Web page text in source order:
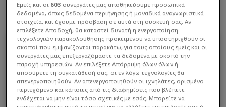
Εμείς και οι 603 συνεργάτες μας αποθηκεύουμε προσωπικά
δεδομένα, όπως δεδομένα περιήγησης ή μοναδικά αναγνωριστικά
στοιχεία, και έχουμε πρόσβαση σε αυτά στη συσκευή σας. Αν
επιλέξετε Αποδοχή, θα καταστεί δυνατή η ενεργοποίηση
τεχνολογιών παρακολούθησης προκειμένου να υποστηριχθούν οι
σκοποί που εμφανίζονται παρακάτω, για τους οποίους εμείς και οι
συνεργάτες μας επεξεργαζόμαστε τα δεδομένα με σκοπό την
παροχή υπηρεσιών. Αν επιλέξετε Απόρριψη όλων όλων ή
αποσύρετε τη συγκατάθεσή σας, οι εν λόγω τεχνολογίες θα
απενεργοποιηθούν. Αν απενεργοποιηθούν οι ιχνηλάτες, ορισμένο
περιεχόμενο και κάποιες από τις διαφημίσεις που βλέπετε
ενδέχεται να μην είναι τόσο σχετικές με εσάς. Μπορείτε να